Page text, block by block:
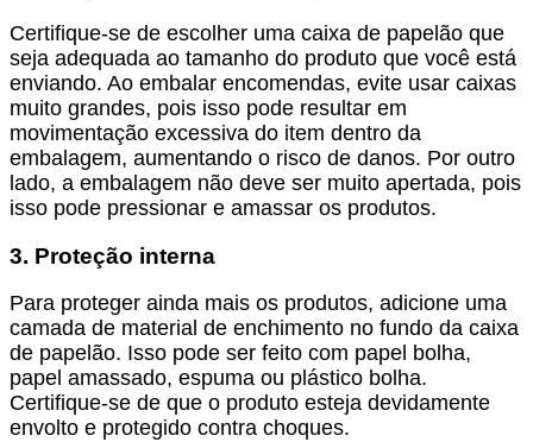
Certifique-se de escolher uma caixa de papelão que
seja adequada ao tamanho do produto que você está
enviando. Ao embalar encomendas, evite usar caixas
muito grandes, pois isso pode resultar em
movimentação excessiva do item dentro da
embalagem, aumentando o risco de danos. Por outro
lado, a embalagem não deve ser muito apertada, pois
isso pode pressionar e amassar os produtos.
3. Proteção interna
Para proteger ainda mais os produtos, adicione uma
camada de material de enchimento no fundo da caixa
de papelão. Isso pode ser feito com papel bolha,
papel amassado, espuma ou plástico bolha.
Certifique-se de que o produto esteja devidamente
envolto e protegido contra choques.